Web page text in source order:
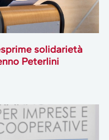
solidarietà
Peterlini